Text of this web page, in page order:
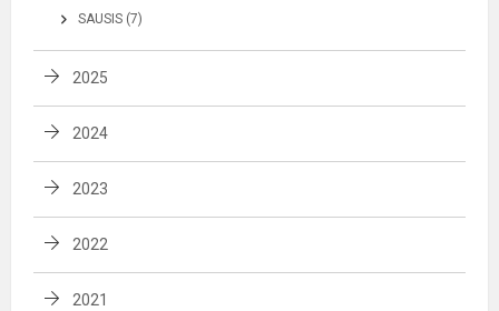
SAUSIS (7)
2025
2024
2023
2022
2021